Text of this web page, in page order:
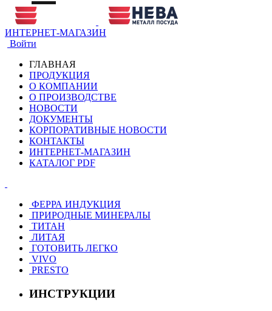
ИНТЕРНЕТ-МАГАЗИН
Войти
ГЛАВНАЯ
ПРОДУКЦИЯ
О КОМПАНИИ
О ПРОИЗВОДСТВЕ
НОВОСТИ
ДОКУМЕНТЫ
КОРПОРАТИВНЫЕ НОВОСТИ
КОНТАКТЫ
ИНТЕРНЕТ-МАГАЗИН
КАТАЛОГ PDF
ФЕРРА ИНДУКЦИЯ
ПРИРОДНЫЕ МИНЕРАЛЫ
ТИТАН
ЛИТАЯ
ГОТОВИТЬ ЛЕГКО
VIVO
PRESTO
ИНСТРУКЦИИ